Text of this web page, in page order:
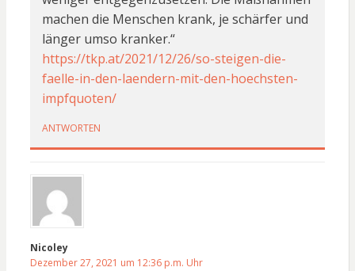
machen die Menschen krank, je schärfer und
länger umso kranker.“
https://tkp.at/2021/12/26/so-steigen-die-
faelle-in-den-laendern-mit-den-hoechsten-
impfquoten/
ANTWORTEN
Nicoley
Dezember 27, 2021 um 12:36 p.m. Uhr